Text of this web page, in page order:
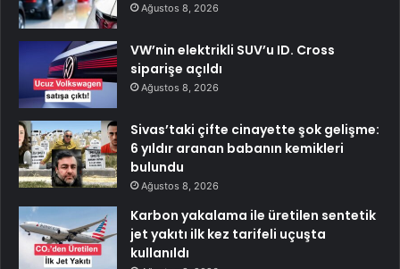
Ağustos 8, 2026
VW’nin elektrikli SUV’u ID. Cross
siparişe açıldı
Ağustos 8, 2026
Sivas’taki çifte cinayette şok gelişme:
6 yıldır aranan babanın kemikleri
bulundu
Ağustos 8, 2026
Karbon yakalama ile üretilen sentetik
jet yakıtı ilk kez tarifeli uçuşta
kullanıldı